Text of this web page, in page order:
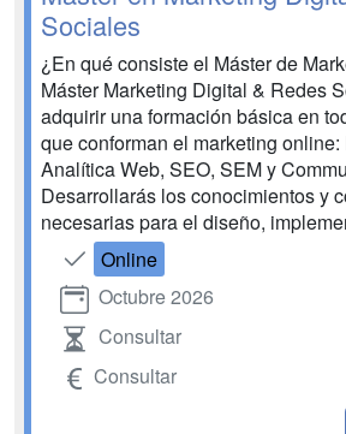
Sociales
¿En qué consiste el Máster de
Máster Marketing Digital & Redes
adquirir una formación básica en
que conforman el marketing
Analítica Web, SEO, SEM y
Desarrollarás los conocimientos y
necesarias para el diseño,
Online
Octubre 2026
Consultar
Consultar